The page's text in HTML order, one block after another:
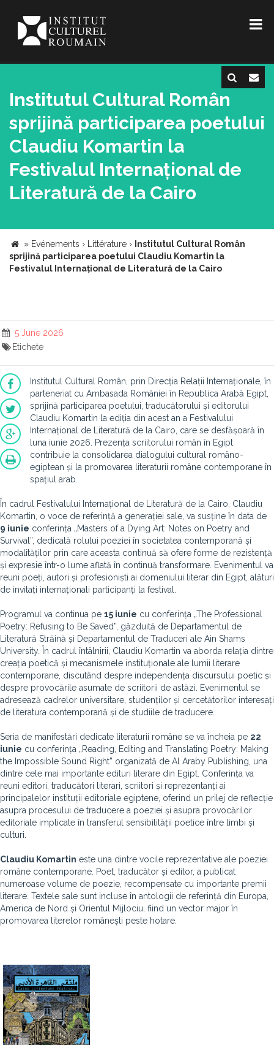
Institutul Cultural Român
sprijină participarea poetului
Claudiu Komartin la
Festivalul Internațional de
Literatură de la Cairo
» Evénements › Littérature › Institutul Cultural Român
sprijină participarea poetului Claudiu Komartin la
Festivalul Internațional de Literatură de la Cairo
5 June 2026
Etichete
Institutul Cultural Român, prin Direcția Relații Internaționale, în
parteneriat cu Ambasada României în Republica Arabă Egipt,
sprijină participarea poetului, traducătorului și editorului
Claudiu Komartin la ediția din acest an a Festivalului
Internațional de Literatură de la Cairo, care se desfășoară în
luna iunie 2026. Prezența scriitorului român în Egipt
contribuie la consolidarea dialogului cultural româno-
egiptean și la promovarea literaturii române contemporane în
spațiul arab.
În cadrul Festivalului Internațional de Literatură de la Cairo, Claudiu
Komartin, o voce de referință a generației sale, va susține în data de
9 iunie conferința „Masters of a Dying Art: Notes on Poetry and
Survival”, dedicată rolului poeziei în societatea contemporană și
modalităților prin care aceasta continuă să ofere forme de rezistență
și expresie într-o lume aflată în continuă transformare. Evenimentul va
reuni poeți, autori și profesioniști ai domeniului literar din Egipt, alături
de invitați internaționali participanți la festival.
Programul va continua pe 15 iunie cu conferința „The Professional
Poetry: Refusing to Be Saved”, găzduită de Departamentul de
Literatură Străină și Departamentul de Traduceri ale Ain Shams
University. În cadrul întâlnirii, Claudiu Komartin va aborda relația dintre
creația poetică și mecanismele instituționale ale lumii literare
contemporane, discutând despre independența discursului poetic și
despre provocările asumate de scriitorii de astăzi. Evenimentul se
adresează cadrelor universitare, studenților și cercetătorilor interesați
de literatura contemporană și de studiile de traducere.
Seria de manifestări dedicate literaturii române se va încheia pe 22
iunie cu conferința „Reading, Editing and Translating Poetry: Making
the Impossible Sound Right” organizată de Al Araby Publishing, una
dintre cele mai importante edituri literare din Egipt. Conferința va
reuni editori, traducători literari, scriitori și reprezentanți ai
principalelor instituții editoriale egiptene, oferind un prilej de reflecție
asupra procesului de traducere a poeziei și asupra provocărilor
editoriale implicate în transferul sensibilității poetice între limbi și
culturi.
Claudiu Komartin este una dintre vocile reprezentative ale poeziei
române contemporane. Poet, traducător și editor, a publicat
numeroase volume de poezie, recompensate cu importante premii
literare. Textele sale sunt incluse în antologii de referință din Europa,
America de Nord și Orientul Mijlociu, fiind un vector major în
promovarea literelor românești peste hotare.